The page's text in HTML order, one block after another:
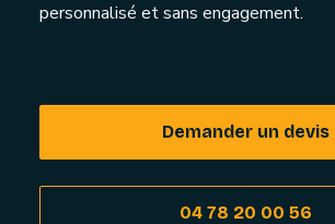
personnalisé et sans engagement.
Demander un devis
04 78 20 00 56